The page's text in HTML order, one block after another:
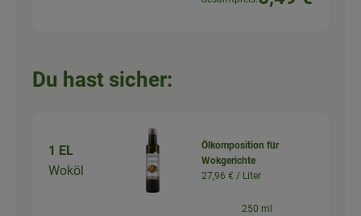
Du hast sicher:
1 EL
Woköl
Ölkomposition für
Wokgerichte
27,96 € / Liter
250 ml